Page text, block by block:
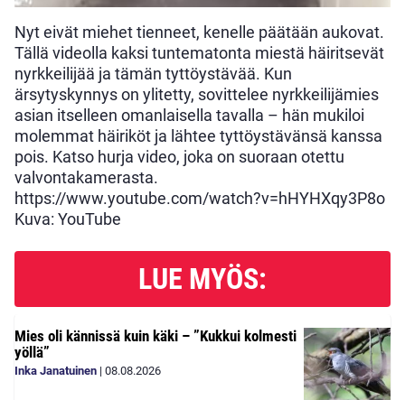
Nyt eivät miehet tienneet, kenelle päätään aukovat.
Tällä videolla kaksi tuntematonta miestä häiritsevät
nyrkkeilijää ja tämän tyttöystävää. Kun
ärsytyskynnys on ylitetty, sovittelee nyrkkeilijämies
asian itselleen omanlaisella tavalla – hän mukiloi
molemmat häiriköt ja lähtee tyttöystävänsä kanssa
pois. Katso hurja video, joka on suoraan otettu
valvontakamerasta.
https://www.youtube.com/watch?v=hHYHXqy3P8o
Kuva: YouTube
LUE MYÖS:
Mies oli kännissä kuin käki – ”Kukkui kolmesti
yöllä”
Inka Janatuinen | 08.08.2026